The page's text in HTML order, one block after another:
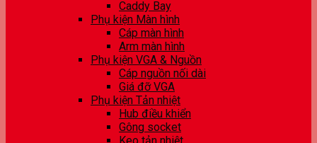
Caddy Bay
Phụ kiện Màn hình
Cáp màn hình
Arm màn hình
Phụ kiện VGA & Nguồn
Cáp nguồn nối dài
Giá đỡ VGA
Phụ kiện Tản nhiệt
Hub điều khiển
Gông socket